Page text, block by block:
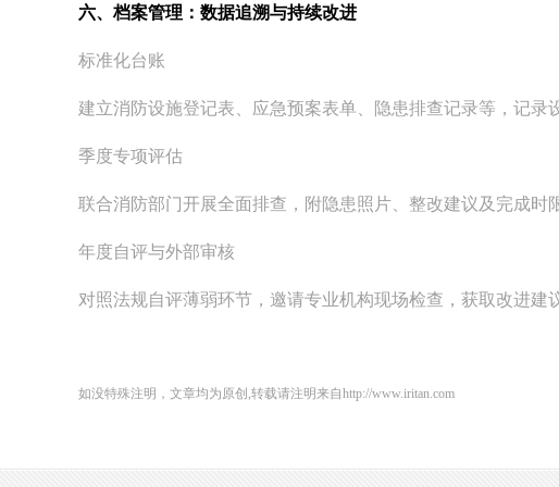
六、档案管理：数据追溯与持续改进
标准化台账
建立消防设施登记表、应急预案表单、隐患排查记录等，记
季度专项评估
联合消防部门开展全面排查，附隐患照片、整改建议及完成时
年度自评与外部审核
对照法规自评薄弱环节，邀请专业机构现场检查，获取改进建
如没特殊注明，文章均为原创,转载请注明来自http://www.iritan.com